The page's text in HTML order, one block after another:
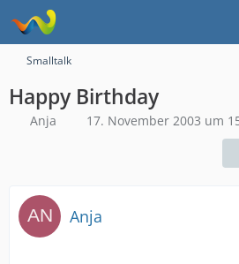
Smalltalk
Happy Birthday
Anja 17. November 2003 um
Anja